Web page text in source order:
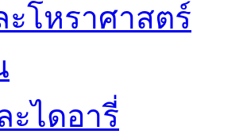
ะโหราศาสตร์
ะไดอารี่